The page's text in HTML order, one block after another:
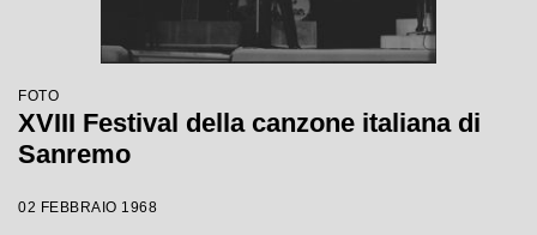
FOTO
XVIII Festival della canzone italiana di
Sanremo
02 FEBBRAIO 1968